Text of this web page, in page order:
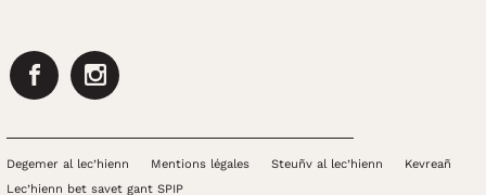
FacebookInstagram
Degemer al lec’hienn Mentions légales Steuñv al lec’hienn
Kevreañ
Lec’hienn bet savet gant SPIP